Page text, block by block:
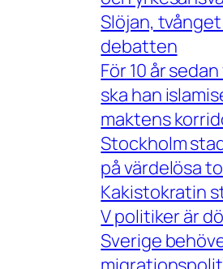
Slöjan,
debatten
För 10 år
ska han
maktens
Stockholm
på värdelösa
Kakistokratin
V politiker är
Sverige